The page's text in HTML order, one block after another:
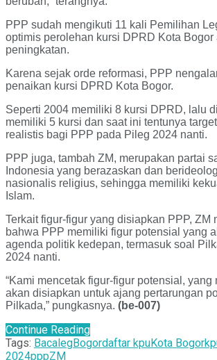
PPP sudah mengikuti 11 kali Pemilihan
optimis perolehan kursi DPRD Kota Bogor
peningkatan.
Karena sejak orde reformasi, PPP
penaikan kursi DPRD Kota Bogor.
Seperti 2004 memiliki 8 kursi DPRD, lalu
memiliki 5 kursi dan saat ini tentunya
realistis bagi PPP pada Pileg 2024 nanti.
PPP juga, tambah ZM, merupakan partai
Indonesia yang berazaskan dan
nasionalis religius, sehingga memiliki
Islam.
Terkait figur-figur yang disiapkan PPP, ZM
bahwa PPP memiliki figur potensial yang
agenda politik kedepan, termasuk soal
2024 nanti.
“Kami mencetak figur-figur potensial, yang
akan disiapkan untuk ajang pertarungan
Pilkada,” pungkasnya. (be-007)
Continue Reading
Tags: BacalegBogordaftar kpuKota Bogor
2024pppZM